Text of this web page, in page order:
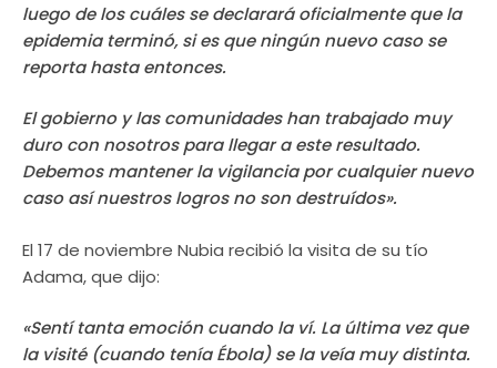
luego de los cuáles se declarará oficialmente que la
epidemia terminó, si es que ningún nuevo caso se
reporta hasta entonces.
El gobierno y las comunidades han trabajado muy
duro con nosotros para llegar a este resultado.
Debemos mantener la vigilancia por cualquier nuevo
caso así nuestros logros no son destruídos».
El 17 de noviembre Nubia recibió la visita de su tío
Adama, que dijo:
«Sentí tanta emoción cuando la ví. La última vez que
la visité (cuando tenía Ébola) se la veía muy distinta.